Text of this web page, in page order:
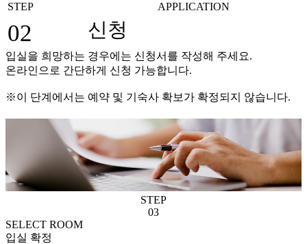
STEP
02
APPLICATION
신청
입실을 희망하는 경우에는 신청서를 작성해 주세요.
온라인으로 간단하게 신청 가능합니다.
※이 단계에서는 예약 및 기숙사 확보가 확정되지 않습니다.
STEP
03
SELECT ROOM
입실 확정